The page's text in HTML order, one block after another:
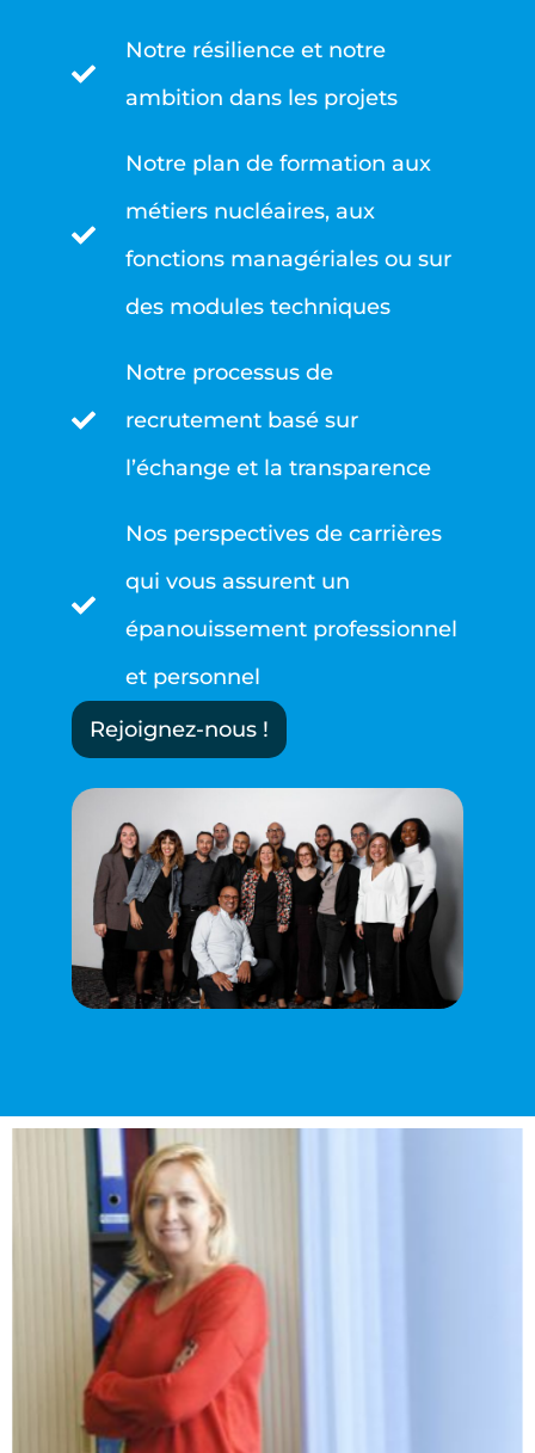
Notre résilience et notre
ambition dans les projets
Notre plan de formation aux
métiers nucléaires, aux
fonctions managériales ou sur
des modules techniques
Notre processus de
recrutement basé sur
l’échange et la transparence
Nos perspectives de carrières
qui vous assurent un
épanouissement professionnel
et personnel
Rejoignez-nous !